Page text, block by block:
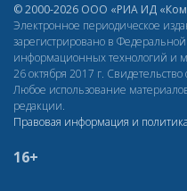
© 2000-2026 ООО «РИА ИД
Электронное периодическое
зарегистрировано в
информационных технологий и
26 октября 2017 г. Свидетельство
Любое использование материалов
редакции.
Правовая информация и
16+